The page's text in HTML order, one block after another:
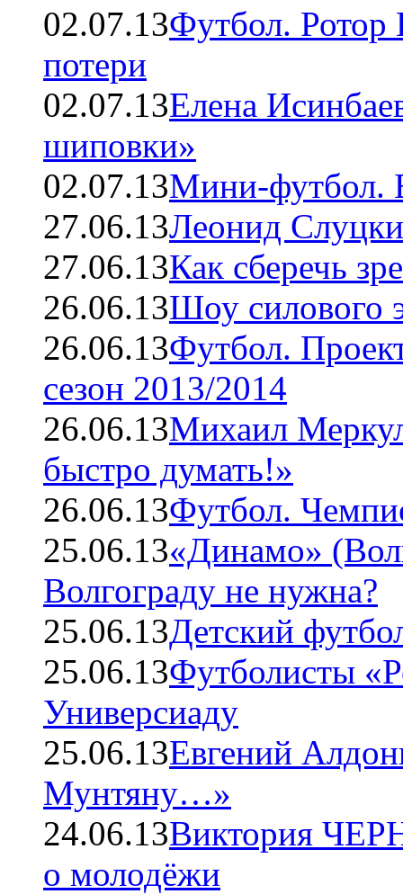
02.07.13Футбол. Ротор
потери
02.07.13Елена
шиповки»
02.07.13Мини-футбол.
27.06.13Леонид
27.06.13Как сберечь
26.06.13Шоу силового
26.06.13Футбол.
сезон 2013/2014
26.06.13Михаил
быстро думать!»
26.06.13Футбол.
25.06.13«Динамо»
Волгограду не нужна?
25.06.13Детский
25.06.13Футболисты
Универсиаду
25.06.13Евгений
Мунтяну…»
24.06.13Виктория
о молодёжи